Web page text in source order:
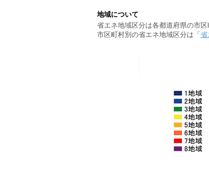
地域について
省エネ地域区分は各都道府県の市区
市区町村別の省エネ地域区分は「 省
熱貫
窓ガラ
窓ガラ
数値が
日射熱取
数値が小さいほ